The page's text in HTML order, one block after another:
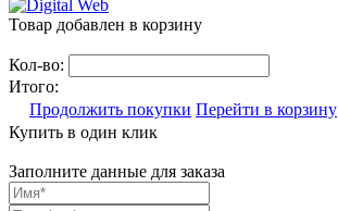
Товар добавлен в корзину
Кол-во:
Итого:
Продолжить покупки Перейти в корзину
Купить в один клик
Заполните данные для заказа